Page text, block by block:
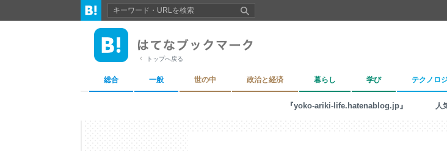
トップへ戻る
総合 一般 世の中 政治と経済 暮らし 学び テクノロ
『yoko-ariki-life.hatenablog.jp』 人